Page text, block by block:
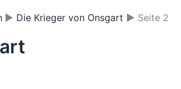
Die Krieger von Onsgart Seite 2